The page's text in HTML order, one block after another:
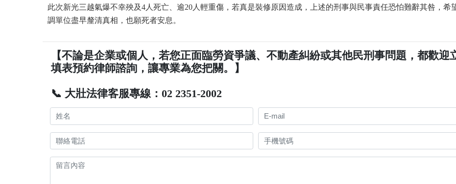
此次新光三越氣爆不幸殃及4人死亡、逾20人輕重傷，若真是裝修原因造成，上述的刑事與民事責任恐怕難辭其咎，希
調單位盡早釐清真相，也願死者安息。
【不論是企業或個人，若您正面臨勞資爭議、不動產糾紛或其他民刑事問題，都歡迎
填表預約律師諮詢，讓專業為您把關。】
📞 大壯法律客服專線：02 2351-2002